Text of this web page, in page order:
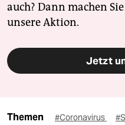
auch? Dann machen
unsere Aktion.
Jetzt
Themen #Coronavirus